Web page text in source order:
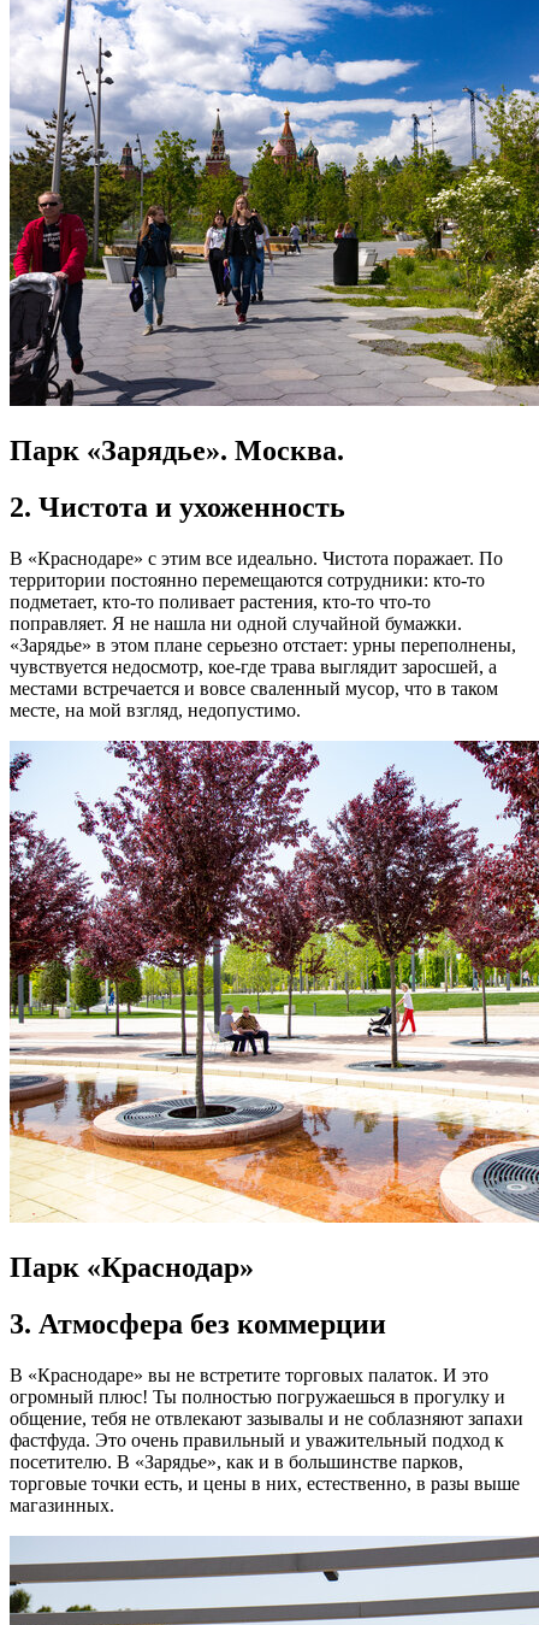
Парк «Зарядье». Москва.
2. Чистота и ухоженность
В «Краснодаре» с этим все идеально. Чистота поражает. По
территории постоянно перемещаются сотрудники: кто-то
подметает, кто-то поливает растения, кто-то что-то
поправляет. Я не нашла ни одной случайной бумажки.
«Зарядье» в этом плане серьезно отстает: урны переполнены,
чувствуется недосмотр, кое-где трава выглядит заросшей, а
местами встречается и вовсе сваленный мусор, что в таком
месте, на мой взгляд, недопустимо.
Парк «Краснодар»
3. Атмосфера без коммерции
В «Краснодаре» вы не встретите торговых палаток. И это
огромный плюс! Ты полностью погружаешься в прогулку и
общение, тебя не отвлекают зазывалы и не соблазняют запахи
фастфуда. Это очень правильный и уважительный подход к
посетителю. В «Зарядье», как и в большинстве парков,
торговые точки есть, и цены в них, естественно, в разы выше
магазинных.